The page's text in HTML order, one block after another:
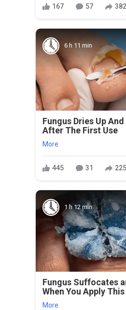
167 57 382
6 h 11 min
Fungus Dries Up
After The First Use
More
445 31 225
1 h 12 min
Fungus Suffocates
When You Apply
More